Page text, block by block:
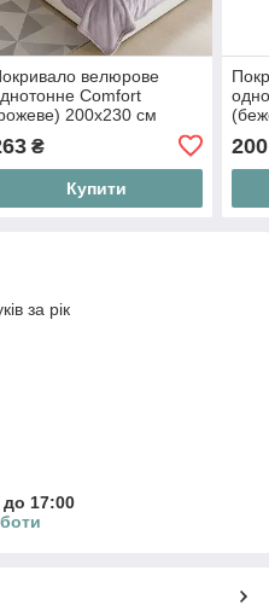
велюрове
Comfort
200х230 см
₴
Купити
200
за рік
до 17:00